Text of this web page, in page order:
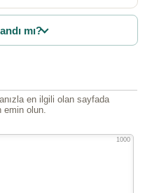
mı?
en ilgili olan sayfada
emin olun.
1000